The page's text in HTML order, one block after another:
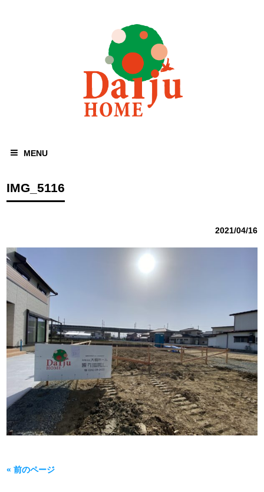
MENU
IMG_5116
2021/04/16
« 前のページ